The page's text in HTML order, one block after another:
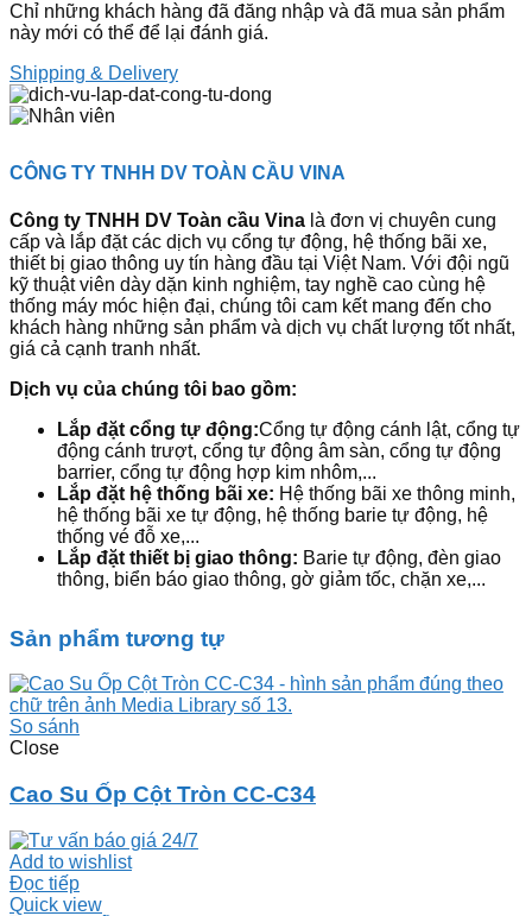
Chỉ những khách hàng đã đăng nhập và đã mua sản phẩm
này mới có thể để lại đánh giá.
Shipping & Delivery
CÔNG TY TNHH DV TOÀN CẦU VINA
Công ty TNHH DV Toàn cầu Vina là đơn vị chuyên cung
cấp và lắp đặt các dịch vụ cổng tự động, hệ thống bãi xe,
thiết bị giao thông uy tín hàng đầu tại Việt Nam. Với đội ngũ
kỹ thuật viên dày dặn kinh nghiệm, tay nghề cao cùng hệ
thống máy móc hiện đại, chúng tôi cam kết mang đến cho
khách hàng những sản phẩm và dịch vụ chất lượng tốt nhất,
giá cả cạnh tranh nhất.
Dịch vụ của chúng tôi bao gồm:
Lắp đặt cổng tự động:Cổng tự động cánh lật, cổng tự
động cánh trượt, cổng tự động âm sàn, cổng tự động
barrier, cổng tự động hợp kim nhôm,...
Lắp đặt hệ thống bãi xe: Hệ thống bãi xe thông minh,
hệ thống bãi xe tự động, hệ thống barie tự động, hệ
thống vé đỗ xe,...
Lắp đặt thiết bị giao thông: Barie tự động, đèn giao
thông, biển báo giao thông, gờ giảm tốc, chặn xe,...
Sản phẩm tương tự
So sánh
Close
Cao Su Ốp Cột Tròn CC-C34
Add to wishlist
Đọc tiếp
Quick view